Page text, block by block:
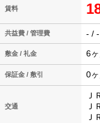
賃料
共益費 / 管理費 - / -
敷金 / 礼金 6
保証金 / 敷引 0
交通
Ｊ
Ｊ
Ｊ